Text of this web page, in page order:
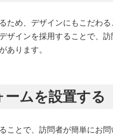
ため、デザインにもこだわ
ザインを採用することで、
あります。
ームを設置する
ことで、訪問者が簡単にお